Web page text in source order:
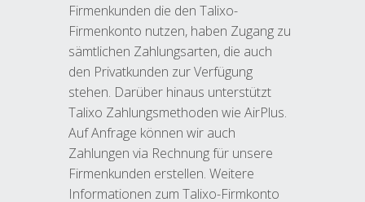
Firmenkunden die den Talixo-
Firmenkonto nutzen, haben Zugang zu
sämtlichen Zahlungsarten, die auch
den Privatkunden zur Verfügung
stehen. Darüber hinaus unterstützt
Talixo Zahlungsmethoden wie AirPlus.
Auf Anfrage können wir auch
Zahlungen via Rechnung für unsere
Firmenkunden erstellen. Weitere
Informationen zum Talixo-Firmkonto